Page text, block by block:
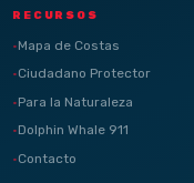
RECURSOS
Mapa de Costas
Ciudadano Protector
Para la Naturaleza
Dolphin Whale 911
Contacto